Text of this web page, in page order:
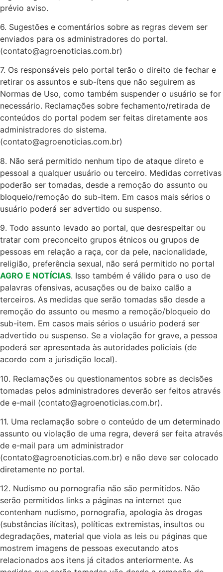
prévio aviso.
6. Sugestões e comentários sobre as regras devem ser
enviados para os administradores do portal.
(contato@agroenoticias.com.br)
7. Os responsáveis pelo portal terão o direito de fechar e
retirar os assuntos e sub-ítens que não seguirem as
Normas de Uso, como também suspender o usuário se for
necessário. Reclamações sobre fechamento/retirada de
conteúdos do portal podem ser feitas diretamente aos
administradores do sistema.
(contato@agroenoticias.com.br)
8. Não será permitido nenhum tipo de ataque direto e
pessoal a qualquer usuário ou terceiro. Medidas corretivas
poderão ser tomadas, desde a remoção do assunto ou
bloqueio/remoção do sub-item. Em casos mais sérios o
usuário poderá ser advertido ou suspenso.
9. Todo assunto levado ao portal, que desrespeitar ou
tratar com preconceito grupos étnicos ou grupos de
pessoas em relação a raça, cor da pele, nacionalidade,
religião, preferência sexual, não será permitido no portal
AGRO E NOTÍCIAS. Isso também é válido para o uso de
palavras ofensivas, acusações ou de baixo calão a
terceiros. As medidas que serão tomadas são desde a
remoção do assunto ou mesmo a remoção/bloqueio do
sub-item. Em casos mais sérios o usuário poderá ser
advertido ou suspenso. Se a violação for grave, a pessoa
poderá ser apresentada às autoridades policiais (de
acordo com a jurisdição local).
10. Reclamações ou questionamentos sobre as decisões
tomadas pelos administradores deverão ser feitos através
de e-mail (contato@agroenoticias.com.br).
11. Uma reclamação sobre o conteúdo de um determinado
assunto ou violação de uma regra, deverá ser feita através
de e-mail para um administrador
(contato@agroenoticias.com.br) e não deve ser colocado
diretamente no portal.
12. Nudismo ou pornografia não são permitidos. Não
serão permitidos links a páginas na internet que
contenham nudismo, pornografia, apologia às drogas
(substâncias ilícitas), políticas extremistas, insultos ou
degradações, material que viola as leis ou páginas que
mostrem imagens de pessoas executando atos
relacionados aos itens já citados anteriormente. As